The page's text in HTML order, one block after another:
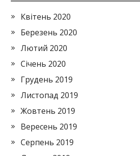
Квітень 2020
Березень 2020
Лютий 2020
Січень 2020
Грудень 2019
Листопад 2019
Жовтень 2019
Вересень 2019
Серпень 2019